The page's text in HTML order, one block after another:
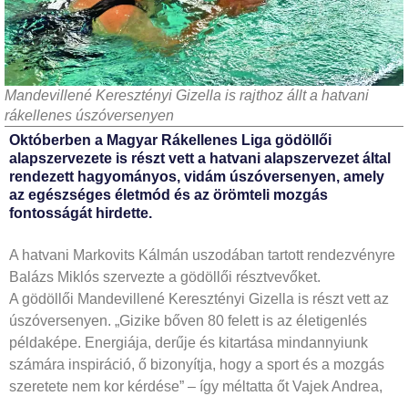
Mandevillené Keresztényi Gizella is rajthoz állt a hatvani
rákellenes úszóversenyen
Októberben a Magyar Rákellenes Liga gödöllői
alapszervezete is részt vett a hatvani alapszervezet által
rendezett hagyományos, vidám úszóversenyen, amely
az egészséges életmód és az örömteli mozgás
fontosságát hirdette.
A hatvani Markovits Kálmán uszodában tartott rendezvényre
Balázs Miklós szervezte a gödöllői résztvevőket.
A gödöllői Mandevillené Keresztényi Gizella is részt vett az
úszóversenyen. „Gizike bőven 80 felett is az életigenlés
példaképe. Energiája, derűje és kitartása mindannyiunk
számára inspiráció, ő bizonyítja, hogy a sport és a mozgás
szeretete nem kor kérdése” – így méltatta őt Vajek Andrea,